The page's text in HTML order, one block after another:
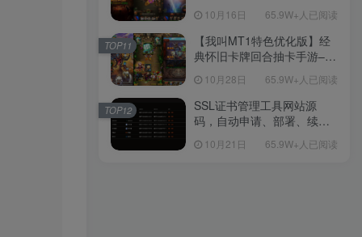
理单机一键即玩镜像端-打包
Linux服务端源码-视频架设
教程
10月16日 65.9W+人已阅读
【我叫MT1特色优化版】经
典怀旧卡牌回合抽卡手游–打
教程-多功能GM后台工具-网
页注册-安卓版本！
10月28日 65.9W+人已阅读
TOP11
SSL证书管理工具网站源
码，自动申请、部署、续期
10月21日 65.9W+人已阅读
TOP12